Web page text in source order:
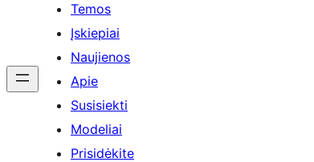
Temos
Įskiepiai
Naujienos
Apie
Susisiekti
Modeliai
Prisidėkite